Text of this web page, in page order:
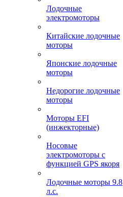
Лодочные
электромоторы
Китайские лодочные
моторы
Японские лодочные
моторы
Недорогие лодочные
моторы
Моторы EFI
(инжекторные)
Носовые
электромоторы с
функцией GPS якоря
Лодочные моторы 9.8
л.с.